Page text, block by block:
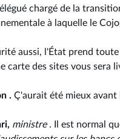
chargé de la
à laquelle le
aussi, l'État prend
carte des sites vous sera
. Ç'aurait été mieux avant
ministre .
Il est normal